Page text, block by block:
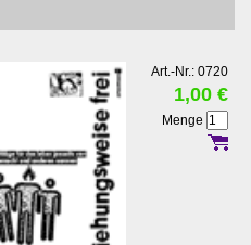
Art.-Nr.: 0720
1,00 €
Menge